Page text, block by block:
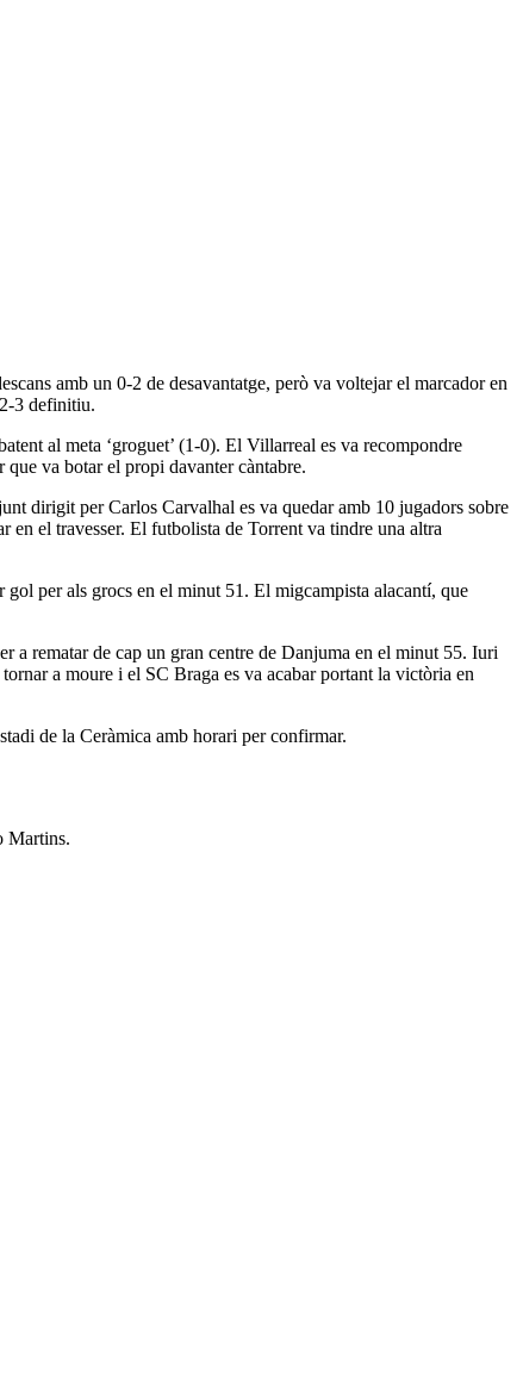
amb un 0-2 de desavantatge, però va voltejar el marcador en
3 definitiu.
al meta ‘groguet’ (1-0). El Villarreal es va recompondre
que va botar el propi davanter càntabre.
dirigit per Carlos Carvalhal es va quedar amb 10 jugadors sobre
en el travesser. El futbolista de Torrent va tindre una altra
per als grocs en el minut 51. El migcampista alacantí, que
a rematar de cap un gran centre de Danjuma en el minut 55. Iuri
a moure i el SC Braga es va acabar portant la victòria en
de la Ceràmica amb horari per confirmar.
Martins.